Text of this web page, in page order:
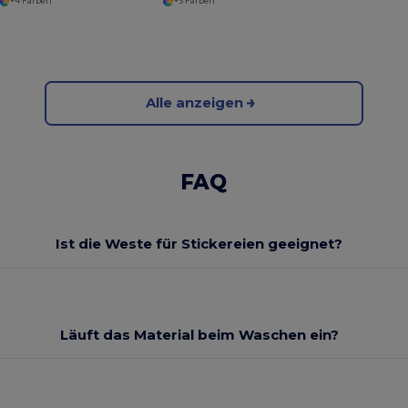
Alle anzeigen
FAQ
Ist die Weste für Stickereien geeignet?
Läuft das Material beim Waschen ein?